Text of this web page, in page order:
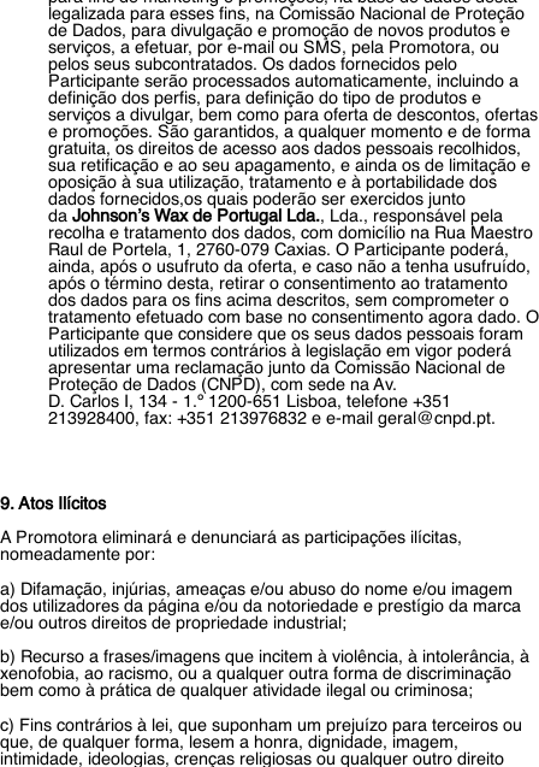
legalizada para esses fins, na Comissão Nacional de Proteção
de Dados, para divulgação e promoção de novos produtos e
serviços, a efetuar, por e-mail ou SMS, pela Promotora, ou
pelos seus subcontratados. Os dados fornecidos pelo
Participante serão processados automaticamente, incluindo a
definição dos perfis, para definição do tipo de produtos e
serviços a divulgar, bem como para oferta de descontos, ofertas
e promoções. São garantidos, a qualquer momento e de forma
gratuita, os direitos de acesso aos dados pessoais recolhidos,
sua retificação e ao seu apagamento, e ainda os de limitação e
oposição à sua utilização, tratamento e à portabilidade dos
dados fornecidos,os quais poderão ser exercidos junto
da Johnson’s Wax de Portugal Lda., Lda., responsável pela
recolha e tratamento dos dados, com domicílio na Rua Maestro
Raul de Portela, 1, 2760-079 Caxias. O Participante poderá,
ainda, após o usufruto da oferta, e caso não a tenha usufruído,
após o término desta, retirar o consentimento ao tratamento
dos dados para os fins acima descritos, sem comprometer o
tratamento efetuado com base no consentimento agora dado. O
Participante que considere que os seus dados pessoais foram
utilizados em termos contrários à legislação em vigor poderá
apresentar uma reclamação junto da Comissão Nacional de
Proteção de Dados (CNPD), com sede na Av.
D. Carlos I, 134 - 1.º 1200-651 Lisboa, telefone +351
213928400, fax: +351 213976832 e e-mail geral@cnpd.pt.
9. Atos Ilícitos
A Promotora eliminará e denunciará as participações ilícitas,
nomeadamente por:
a) Difamação, injúrias, ameaças e/ou abuso do nome e/ou imagem
dos utilizadores da página e/ou da notoriedade e prestígio da marca
e/ou outros direitos de propriedade industrial;
b) Recurso a frases/imagens que incitem à violência, à intolerância, à
xenofobia, ao racismo, ou a qualquer outra forma de discriminação
bem como à prática de qualquer atividade ilegal ou criminosa;
c) Fins contrários à lei, que suponham um prejuízo para terceiros ou
que, de qualquer forma, lesem a honra, dignidade, imagem,
intimidade, ideologias, crenças religiosas ou qualquer outro direito